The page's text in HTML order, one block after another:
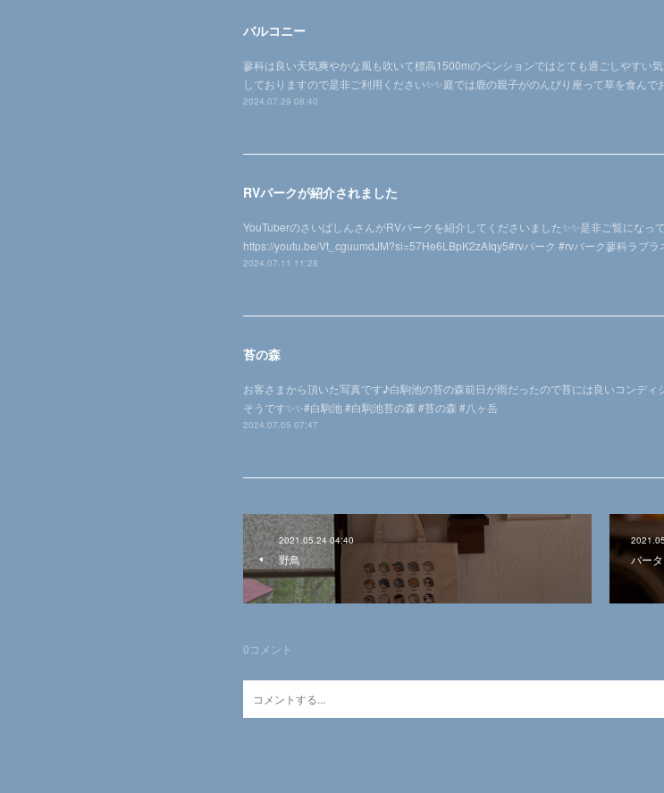
バルコニー
蓼科は良い天気爽やかな風も吹いて標高1500mのペンションではとても過ごしやすい
しておりますので是非ご利用ください✨✨庭では鹿の親子がのんびり座って草を食んで
2024.07.29 08:40
RVパークが紹介されました
YouTuberのさいばしんさんがRVパークを紹介してくださいました✨✨是非ご覧になっ
https://youtu.be/Vt_cguumdJM?si=57He6LBpK2zAIqy5#rvパーク #rvパーク蓼科ラプラ
2024.07.11 11:28
苔の森
お客さまから頂いた写真です♪白駒池の苔の森前日が雨だったので苔には良いコンディ
そうです✨✨#白駒池 #白駒池苔の森 #苔の森 #八ヶ岳
2024.07.05 07:47
2021.05.24 04:40
野鳥 バー
0コメント